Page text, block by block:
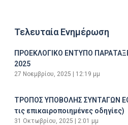
Τελευταία Ενημέρωση
ΠΡΟΕΚΛΟΓΙΚΟ ΕΝΤΥΠΟ
2025
27 Νοεμβρίου, 2025 12:19 μμ
ΤΡΟΠΟΣ ΥΠΟΒΟΛΗΣ ΣΥΝΤΑΓΩΝ
τις επικαιροποιημένες οδηγίες)
31 Οκτωβρίου, 2025 2:01 μμ